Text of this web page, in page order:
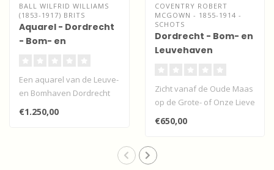
BALL WILFRID WILLIAMS
(1853-1917) BRITS
Aquarel - Dordrecht
- Bom- en
Een aquarel van de Leuve-
en Bomhaven Dordrecht
€1.250,00
COVENTRY ROBERT
MCGOWN - 1855-1914 -
SCHOTS
Dordrecht - Bom- en
Leuvehaven
Zicht vanaf de Oude Maas
op de Grote- of Onze Lieve
Bomhaven en d..
€650,00